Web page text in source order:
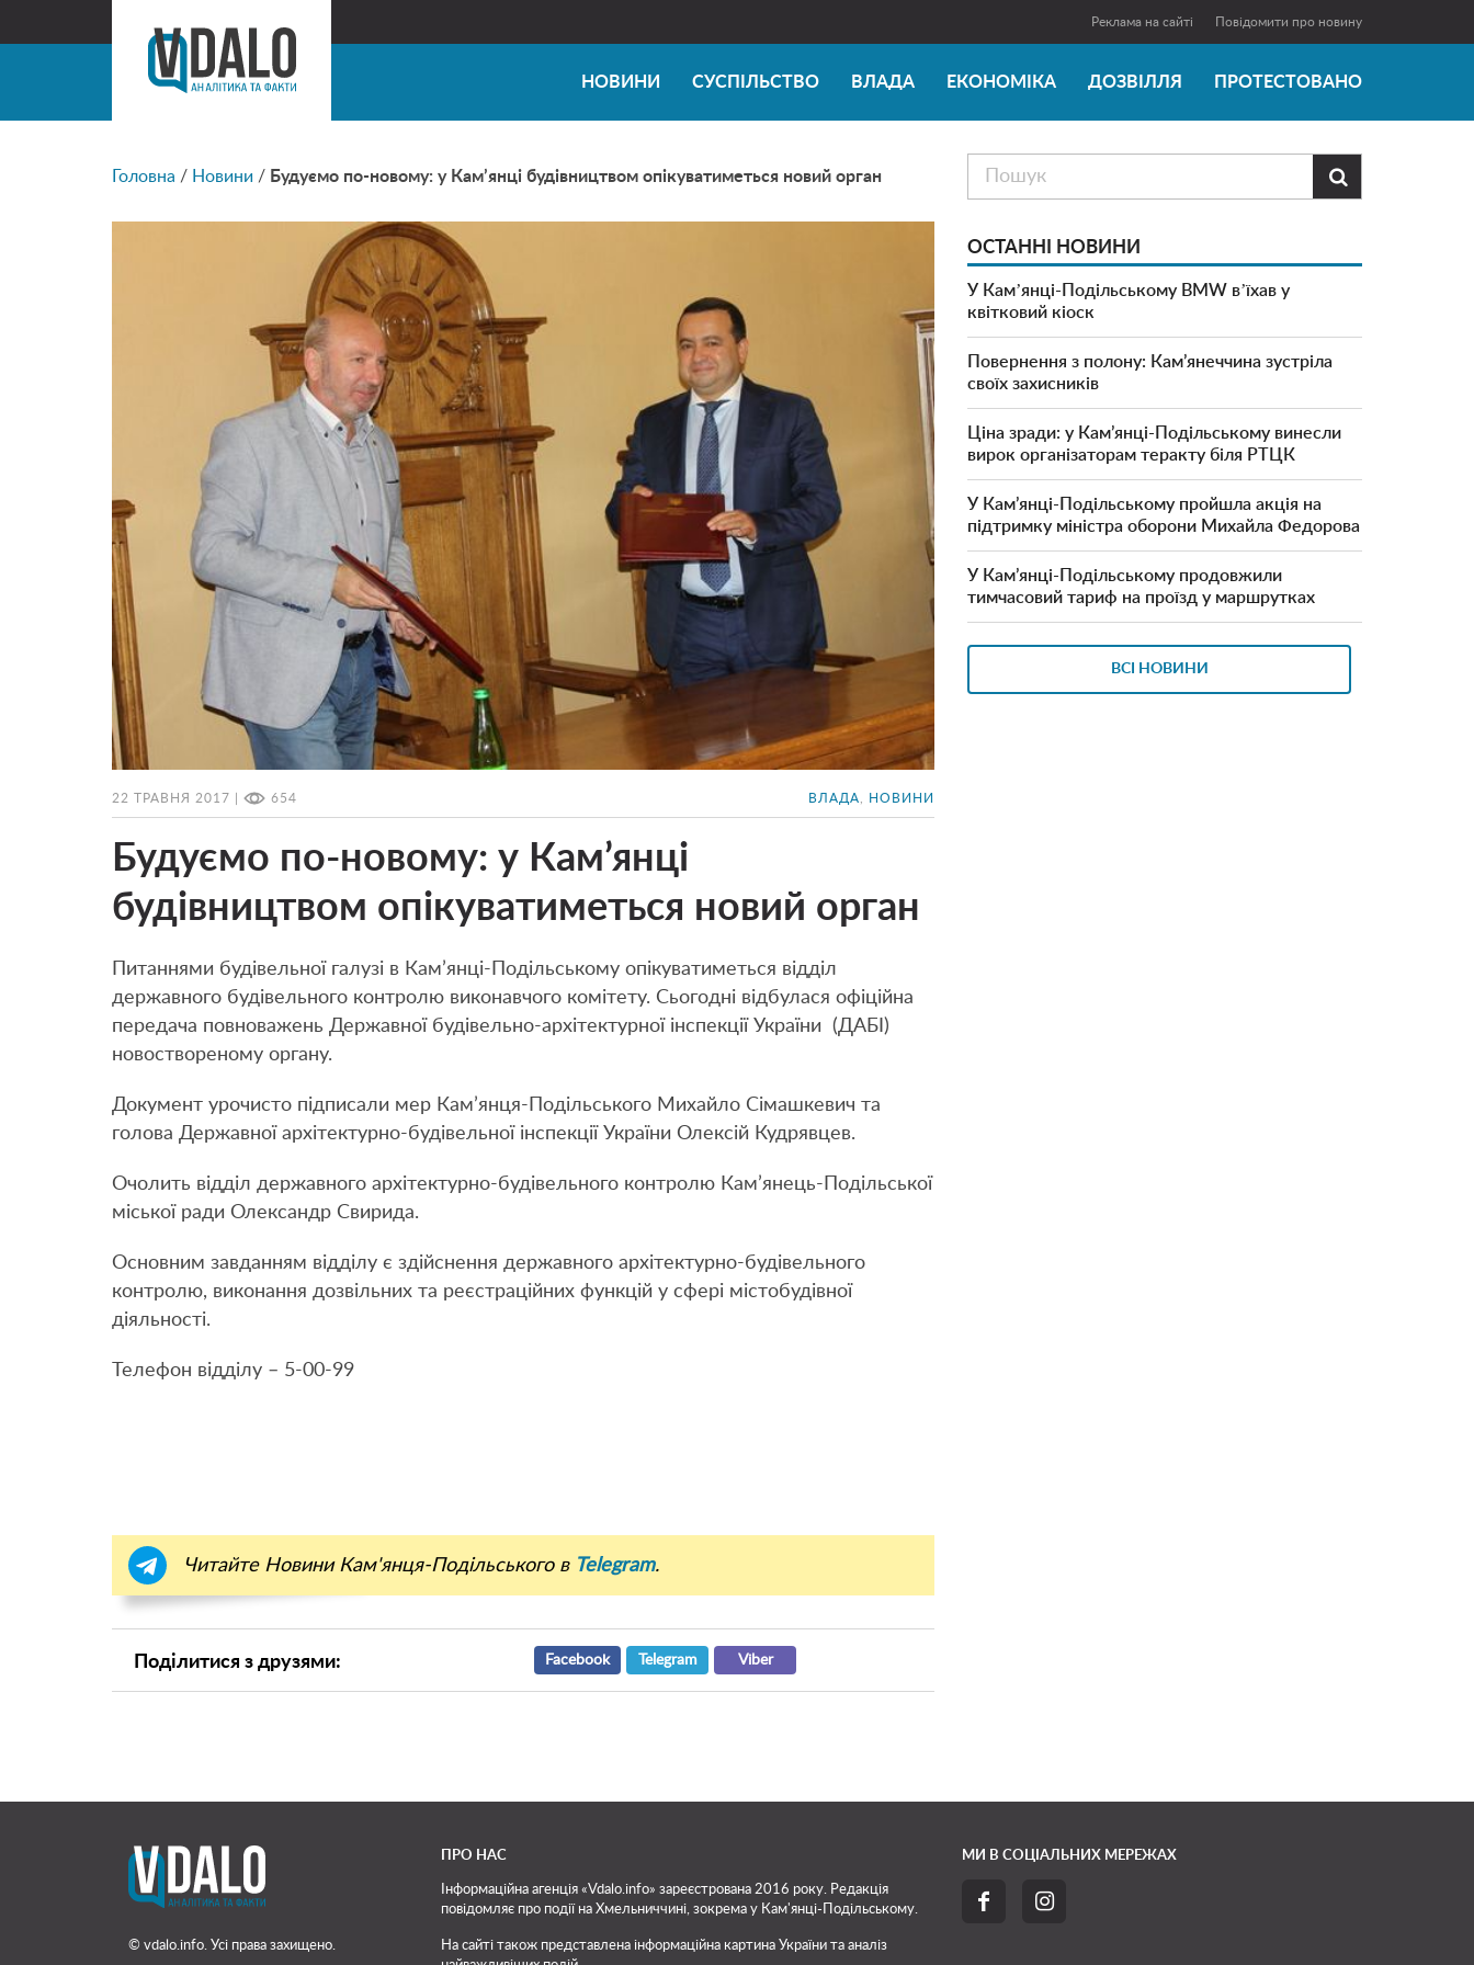
Реклама на сайті Повідомити про новину
НОВИНИ СУСПІЛЬСТВО ВЛАДА ЕКОНОМІКА ДОЗВІЛЛЯ ПРОТЕСТОВАНО
Головна / Новини / Будуємо по-новому: у Кам’янці будівництвом опікуватиметься новий орган
22 ТРАВНЯ 2017 | 654 ВЛАДА, НОВИНИ
Будуємо по-новому: у Кам’янці
будівництвом опікуватиметься новий орган
Питаннями будівельної галузі в Кам’янці-Подільському опікуватиметься відділ
державного будівельного контролю виконавчого комітету. Сьогодні відбулася офіційна
передача повноважень Державної будівельно-архітектурної інспекції України (ДАБІ)
новоствореному органу.
Документ урочисто підписали мер Кам’янця-Подільського Михайло Сімашкевич та
голова Державної архітектурно-будівельної інспекції України Олексій Кудрявцев.
Очолить відділ державного архітектурно-будівельного контролю Кам’янець-Подільської
міської ради Олександр Свирида.
Основним завданням відділу є здійснення державного архітектурно-будівельного
контролю, виконання дозвільних та реєстраційних функцій у сфері містобудівної
діяльності.
Телефон відділу – 5-00-99
Читайте Новини Кам'янця-Подільського в Telegram.
Поділитися з друзями: Facebook Telegram Viber

ОСТАННІ НОВИНИ
У Камʼянці-Подільському BMW вʼїхав у
квітковий кіоск
Повернення з полону: Кам’янеччина зустріла
своїх захисників
Ціна зради: у Кам’янці-Подільському винесли
вирок організаторам теракту біля РТЦК
У Кам’янці-Подільському пройшла акція на
підтримку міністра оборони Михайла Федорова
У Кам’янці-Подільському продовжили
тимчасовий тариф на проїзд у маршрутках
ВСІ НОВИНИ
© vdalo.info. Усі права захищено.
ПРО НАС
Інформаційна агенція «Vdalo.info» зареєстрована 2016 року. Редакція
повідомляє про події на Хмельниччині, зокрема у Кам'янці-Подільському.
На сайті також представлена інформаційна картина України та аналіз
МИ В СОЦІАЛЬНИХ МЕРЕЖАХ
 